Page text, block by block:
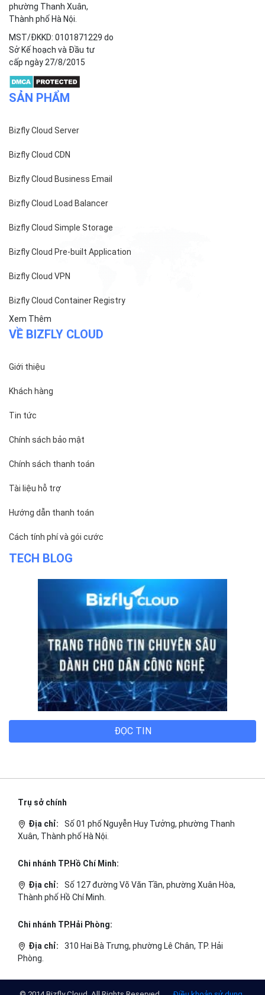
phường Thanh Xuân,
Thành phố Hà Nội.
MST/ĐKKD: 0101871229 do
Sở Kế hoạch và Đầu tư
cấp ngày 27/8/2015
SẢN PHẨM
Bizfly Cloud Server
Bizfly Cloud CDN
Bizfly Cloud Business Email
Bizfly Cloud Load Balancer
Bizfly Cloud Simple Storage
Bizfly Cloud Pre-built Application
Bizfly Cloud VPN
Bizfly Cloud Container Registry
Xem Thêm
VỀ BIZFLY CLOUD
Giới thiệu
Khách hàng
Tin tức
Chính sách bảo mật
Chính sách thanh toán
Tài liệu hỗ trợ
Hướng dẫn thanh toán
Cách tính phí và gói cước
TECH BLOG
ĐỌC TIN
Trụ sở chính
Địa chỉ:
Số 01 phố Nguyễn Huy Tưởng, phường Thanh
Xuân, Thành phố Hà Nội.
Chi nhánh TP.Hồ Chí Minh:
Địa chỉ:
Số 127 đường Võ Văn Tần, phường Xuân Hòa,
Thành phố Hồ Chí Minh.
Chi nhánh TP.Hải Phòng:
Địa chỉ:
310 Hai Bà Trưng, phường Lê Chân, TP. Hải
Phòng.